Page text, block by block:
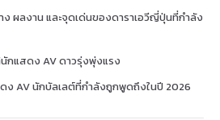
ง ผลงาน และจุดเด่นของดาราเอวีญี่ปุ่นที่กำลัง
นักแสดง AV ดาวรุ่งพุ่งแรง
ดง AV นักบัลเลต์ที่กำลังถูกพูดถึงในปี 2026